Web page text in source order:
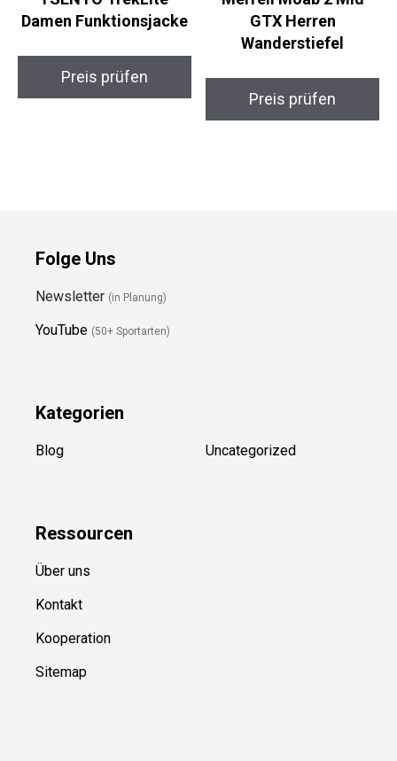
YSENTO TrekLite
Preis prüfen
Merrell Moab 2 Mid
GTX Herren
Preis prüfen
Newsletter
Ressource
Über uns
Kontakt
Kooperation